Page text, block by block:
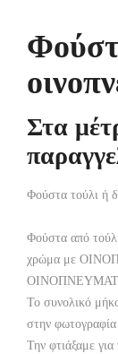
Στα
Φούστα τούλι ή
Φούστα από
χρώμα με
ΟΙΝΟΠΝΕΥΜΑΤΙ
Το συνολικό
στην
Την φτιάξαμε